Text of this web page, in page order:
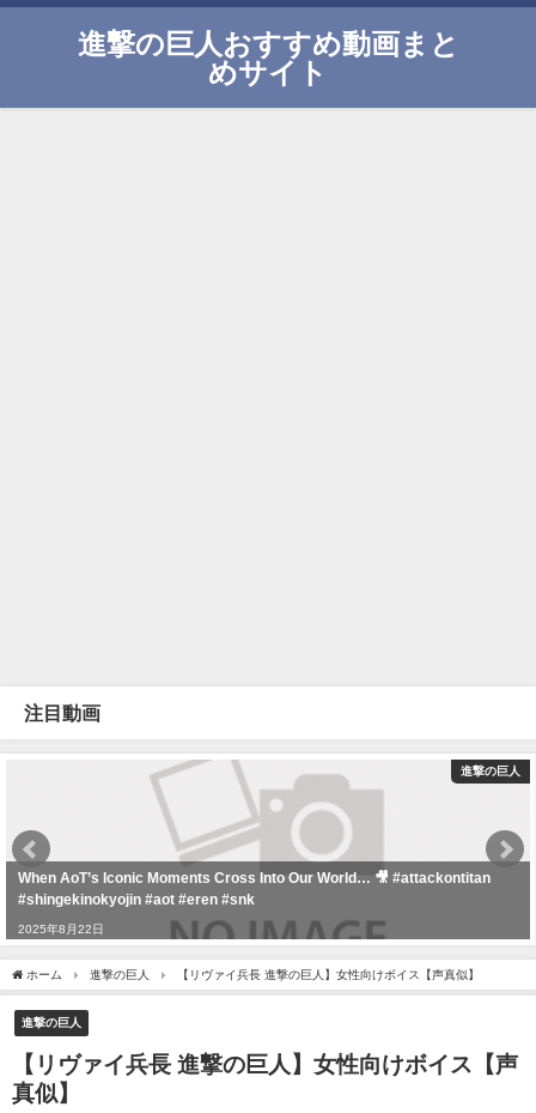
進撃の巨人おすすめ動画まと
めサイト
注目動画
進撃の巨人
When AoT’s Iconic Moments Cross Into Our World… 🎥 #attackontitan
#shingekinokyojin #aot #eren #snk
2025年8月22日
ホーム 進撃の巨人 【リヴァイ兵長 進撃の巨人】女性向けボイス【声真似】
進撃の巨人
【リヴァイ兵長 進撃の巨人】女性向けボイス【声
真似】